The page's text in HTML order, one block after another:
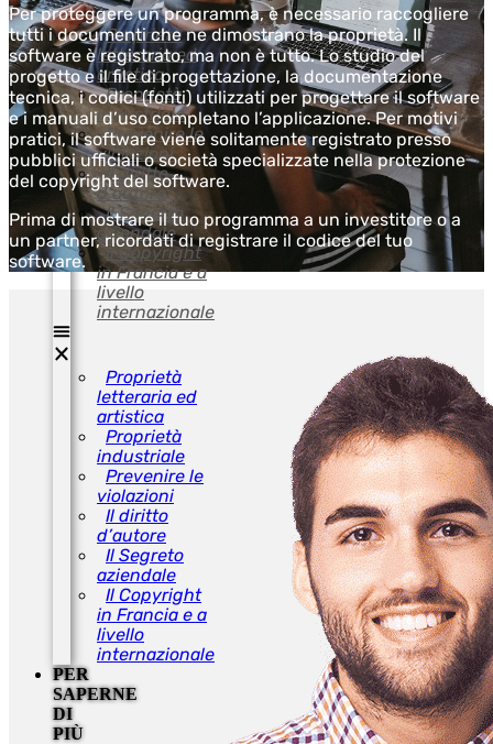
Proprietà
letteraria ed
artistica
Proprietà
industriale
Prevenire le
violazioni
Il diritto
d’autore
Il Segreto
aziendale
Il Copyright
in Francia e a
livello
internazionale
Proprietà
letteraria ed
artistica
Proprietà
industriale
Prevenire le
violazioni
Il diritto
d’autore
Il Segreto
aziendale
Il Copyright
in Francia e a
livello
internazionale
PER
SAPERNE
DI
PIÙ
Per proteggere un programma, è necessario raccogliere
tutti i documenti che ne dimostrano la proprietà. Il
software è registrato, ma non è tutto. Lo studio del
progetto e il file di progettazione, la documentazione
tecnica, i codici (fonti) utilizzati per progettare il software
e i manuali d’uso completano l’applicazione. Per motivi
pratici, il software viene solitamente registrato presso
pubblici ufficiali o società specializzate nella protezione
del copyright del software.
Prima di mostrare il tuo programma a un investitore o a
un partner, ricordati di registrare il codice del tuo
software.